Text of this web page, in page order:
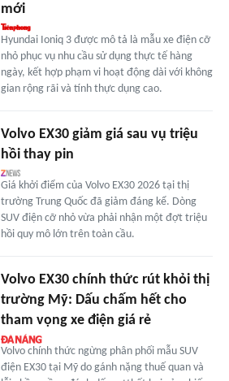
mới
Hyundai Ioniq 3 được mô tả là mẫu xe điện cỡ
nhỏ phục vụ nhu cầu sử dụng thực tế hàng
ngày, kết hợp phạm vi hoạt động dài với không
gian rộng rãi và tính thực dụng cao.
Volvo EX30 giảm giá sau vụ triệu
hồi thay pin
Giá khởi điểm của Volvo EX30 2026 tại thị
trường Trung Quốc đã giảm đáng kể. Dòng
SUV điện cỡ nhỏ vừa phải nhận một đợt triệu
hồi quy mô lớn trên toàn cầu.
Volvo EX30 chính thức rút khỏi thị
trường Mỹ: Dấu chấm hết cho
tham vọng xe điện giá rẻ
Volvo chính thức ngừng phân phối mẫu SUV
điện EX30 tại Mỹ do gánh nặng thuế quan và